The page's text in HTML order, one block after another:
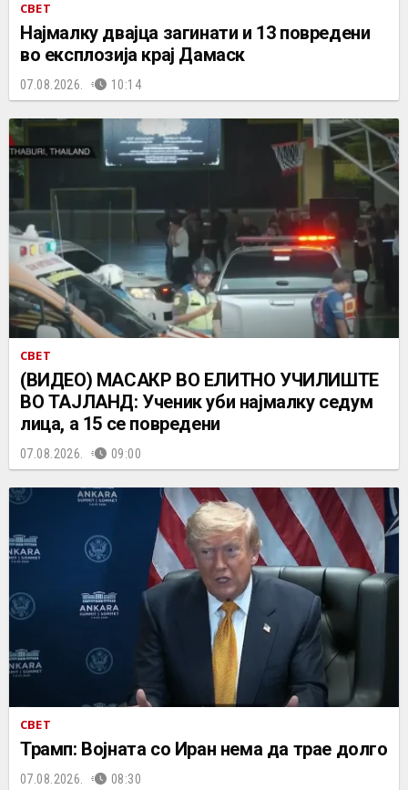
СВЕТ
Најмалку двајца загинати и 13 повредени
во експлозија крај Дамаск
07.08.2026. 10:14
СВЕТ
(ВИДЕО) МАСАКР ВО ЕЛИТНО УЧИЛИШТЕ
ВО ТАЈЛАНД: Ученик уби најмалку седум
лица, а 15 се повредени
07.08.2026. 09:00
СВЕТ
Трамп: Војната со Иран нема да трае долго
07.08.2026. 08:30